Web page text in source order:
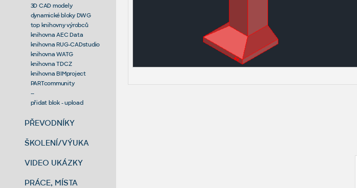
3D CAD modely
dynamické bloky DWG
top knihovny výrobců
knihovna AEC Data
knihovna RUG-CADstudio
knihovna WATG
knihovna TDCZ
knihovna BIMproject
PARTcommunity
--
přidat blok - upload
PŘEVODNÍKY
ŠKOLENÍ/VÝUKA
VIDEO UKÁZKY
PRÁCE, MÍSTA